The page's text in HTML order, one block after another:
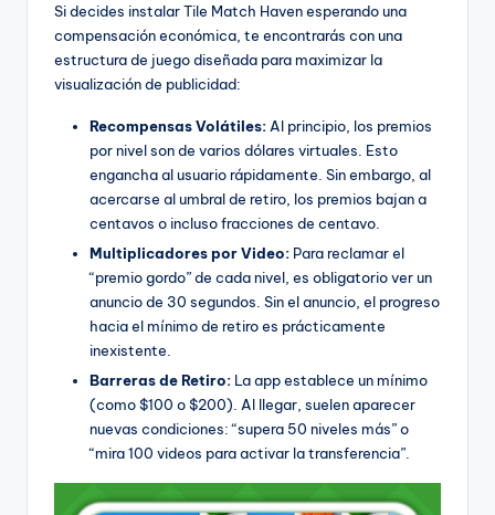
Si decides instalar Tile Match Haven esperando una
compensación económica, te encontrarás con una
estructura de juego diseñada para maximizar la
visualización de publicidad:
Recompensas Volátiles: Al principio, los premios
por nivel son de varios dólares virtuales. Esto
engancha al usuario rápidamente. Sin embargo, al
acercarse al umbral de retiro, los premios bajan a
centavos o incluso fracciones de centavo.
Multiplicadores por Video: Para reclamar el
“premio gordo” de cada nivel, es obligatorio ver un
anuncio de 30 segundos. Sin el anuncio, el progreso
hacia el mínimo de retiro es prácticamente
inexistente.
Barreras de Retiro: La app establece un mínimo
(como $100 o $200). Al llegar, suelen aparecer
nuevas condiciones: “supera 50 niveles más” o
“mira 100 videos para activar la transferencia”.